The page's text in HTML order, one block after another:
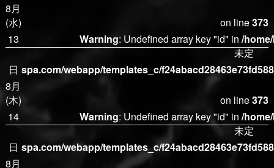
(水) on line373
未定
8月
13
日
(木)
Warning: Undefined array key "id" in/
spa.com/webapp/templates_c/
on line373
未定
8月
14
日
Warning: Undefined array key "id" in/
spa.com/webapp/templates_c/
8月